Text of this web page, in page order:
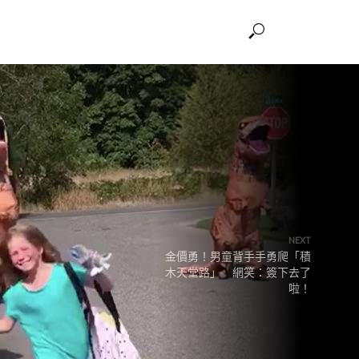
NEXT
金價勇！男童背手手勇爬「積
木天堂路」 網笑：簽下去了
啦！